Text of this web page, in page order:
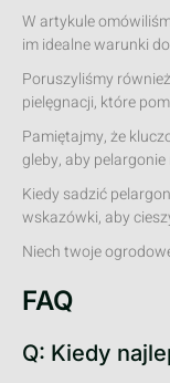
W artykule
im idealne warunki
Poruszyliśmy
pielęgnacji, które
Pamiętajmy, że
gleby, aby pelargonie
Kiedy sadzić
wskazówki, aby
Niech twoje
FAQ
Q: Kiedy